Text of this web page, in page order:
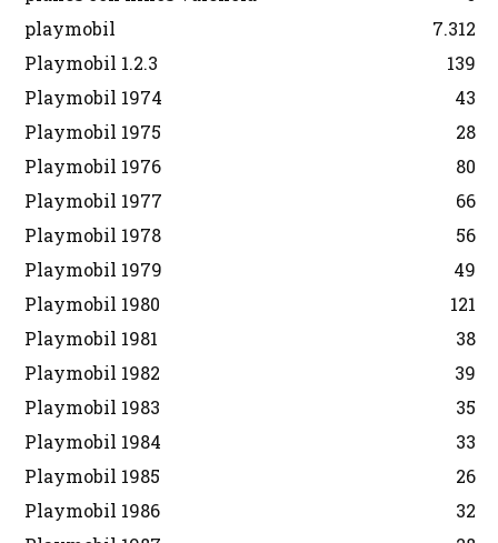
playmobil
7.312
Playmobil 1.2.3
139
Playmobil 1974
43
Playmobil 1975
28
Playmobil 1976
80
Playmobil 1977
66
Playmobil 1978
56
Playmobil 1979
49
Playmobil 1980
121
Playmobil 1981
38
Playmobil 1982
39
Playmobil 1983
35
Playmobil 1984
33
Playmobil 1985
26
Playmobil 1986
32